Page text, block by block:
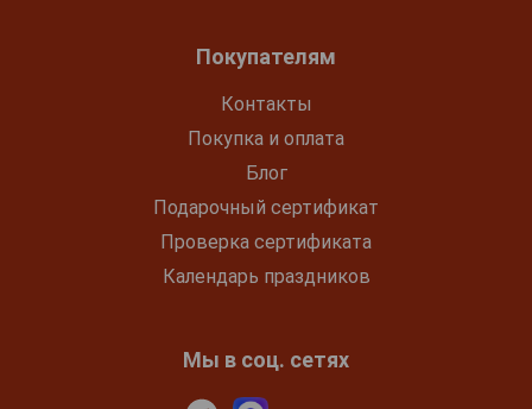
Покупателям
Контакты
Покупка и оплата
Блог
Подарочный сертификат
Проверка сертификата
Календарь праздников
Мы в соц. сетях